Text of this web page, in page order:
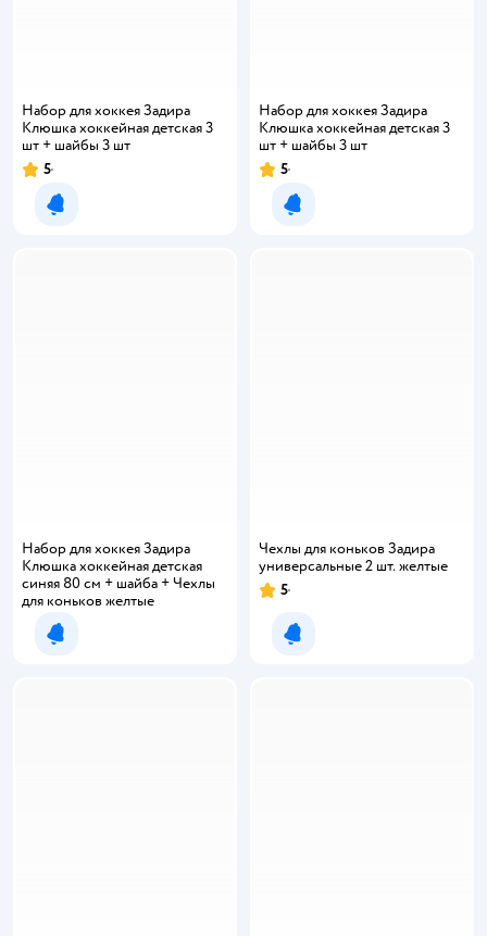
Набор для хоккея Задира
Клюшка хоккейная детская 3
шт + шайбы 3 шт
Рейтинг:
5
Уведомить о появлении
Набор для хоккея Задира
Клюшка хоккейная детская 3
шт + шайбы 3 шт
Рейтинг:
5
Уведомить о появлении
Набор для хоккея Задира
Клюшка хоккейная детская
синяя 80 см + шайба + Чехлы
для коньков желтые
Уведомить о появлении
Чехлы для коньков Задира
универсальные 2 шт. желтые
Рейтинг:
5
Уведомить о появлении